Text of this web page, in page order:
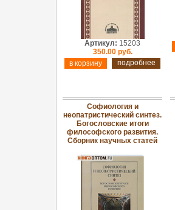
Артикул: 15203
350.00 руб.
подробнее
Софиология и
неопатристический синтез.
Богословские итоги
философского развития.
Сборник научных статей